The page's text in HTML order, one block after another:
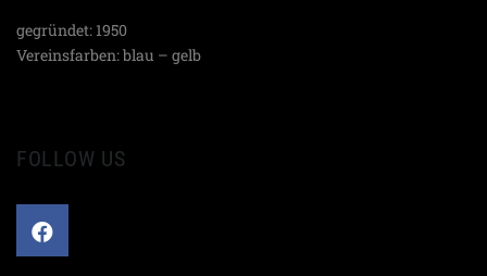
gegründet: 1950
Vereinsfarben: blau – gelb
FOLLOW US